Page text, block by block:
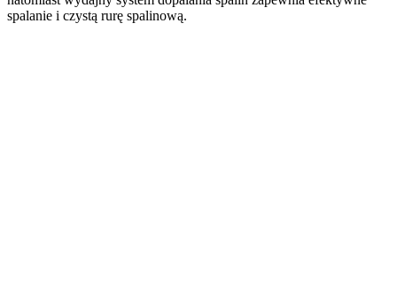
spalanie i czystą rurę spalinową.